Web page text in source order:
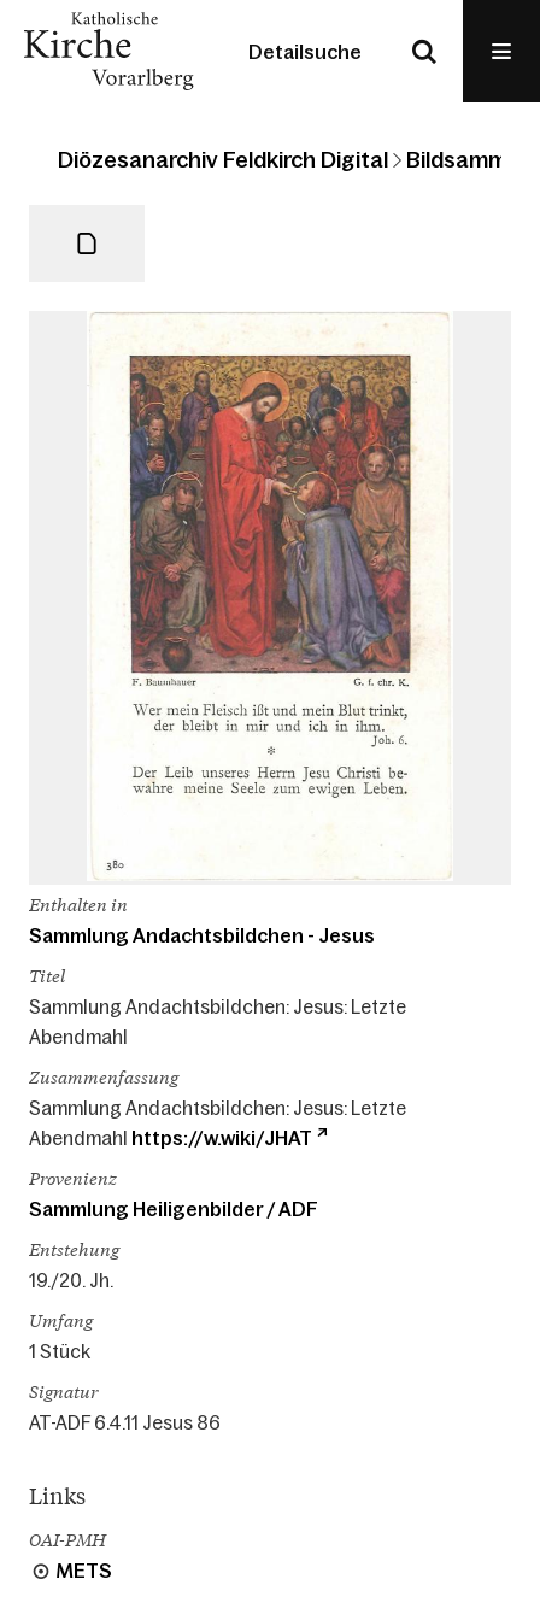
Detailsuche
Diözesanarchiv Feldkirch Digital
Enthalten in
Sammlung Andachtsbildchen - Jesus
Titel
Sammlung Andachtsbildchen: Jesus: Letzte
Abendmahl
Zusammenfassung
Sammlung Andachtsbildchen: Jesus: Letzte
Abendmahl
https://w.wiki/JHAT
Provenienz
Sammlung Heiligenbilder / ADF
Entstehung
19./20. Jh.
Umfang
1 Stück
Signatur
AT-ADF 6.4.11 Jesus 86
Links
OAI-PMH
METS